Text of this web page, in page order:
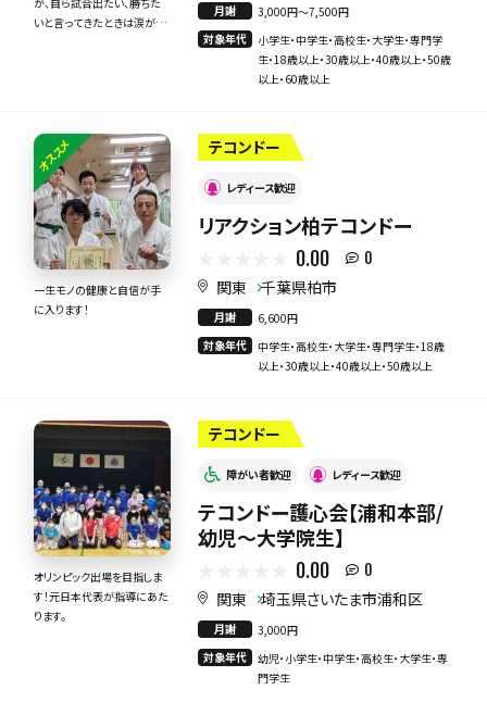
いと言ってきたときは涙が出
月謝
3,000円〜7,500円
対象年代
小学生・中学生・高校生・大学生・専門学
生・18歳以上・30歳以上・40歳以上・50歳
以上・60歳以上
オススメ
一生モノの健康と自信が手
に入ります！
テコンドー
レディース歓迎
リアクション柏テコンドー
0.00 0
関東 千葉県柏市
月謝
6,600円
対象年代
中学生・高校生・大学生・専門学生・18歳
以上・30歳以上・40歳以上・50歳以上
オリンピック出場を目指しま
す！元日本代表が指導にあた
ります。
テコンドー
障がい者歓迎 レディース歓迎
テコンドー護心会【浦和本部/
幼児〜大学院生】
0.00 0
関東 埼玉県さいたま市浦和区
月謝
3,000円
対象年代
幼児・小学生・中学生・高校生・大学生・専
門学生